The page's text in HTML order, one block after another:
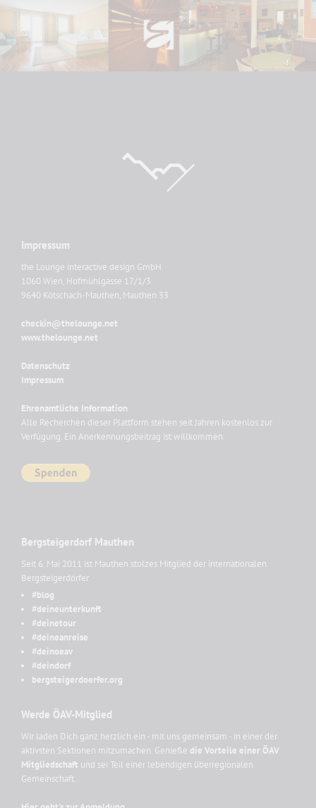
Impressum
the Lounge interactive design GmbH
1060 Wien, Hofmühlgasse 17/1/3
9640 Kötschach-Mauthen, Mauthen 33
checkin@thelounge.net
www.thelounge.net
Datenschutz
Impressum
Ehrenamtliche Information
Alle Recherchen dieser Plattform stehen seit Jahren kostenlos zur
Verfügung. Ein Anerkennungsbeitrag ist willkommen.
Bergsteigerdorf Mauthen
Seit 6. Mai 2011 ist Mauthen stolzes Mitglied der internationalen
Bergsteigerdörfer
#blog
#deineunterkunft
#deinetour
#deineanreise
#deinoeav
#deindorf
bergsteigerdoerfer.org
Werde ÖAV-Mitglied
Wir laden Dich ganz herzlich ein - mit uns gemeinsam - in einer der
aktivsten Sektionen mitzumachen. Genieße die Vorteile einer ÖAV
Mitgliedschaft und sei Teil einer lebendigen überregionalen
Gemeinschaft.